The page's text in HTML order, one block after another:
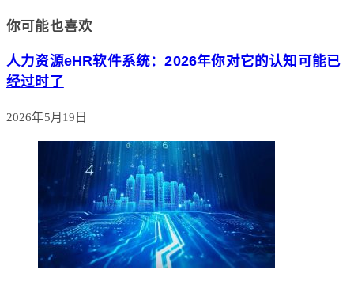
你可能也喜欢
人力资源eHR软件系统：2026年你对它的认知可能已
经过时了
2026年5月19日